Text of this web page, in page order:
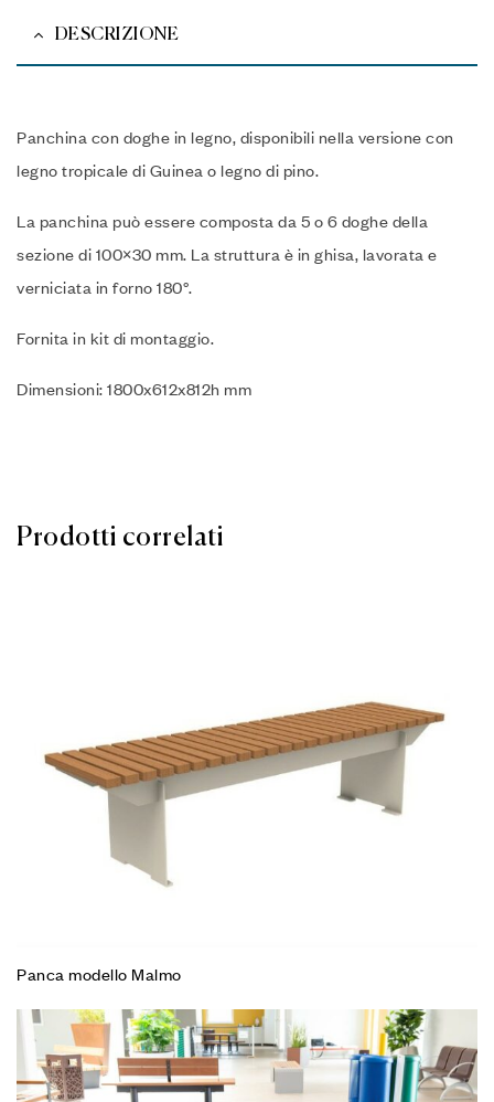
DESCRIZIONE
Panchina con doghe in legno, disponibili nella versione con
legno tropicale di Guinea o legno di pino.‎
La panchina può essere composta da 5 o 6 doghe della
sezione di 100×30 mm.‎ La struttura è in ghisa, lavorata e
verniciata in forno 180°.‎
Fornita in kit di montaggio.‎
Dimensioni: 1800x612x812h mm
Prodotti correlati
Panca modello Malmo